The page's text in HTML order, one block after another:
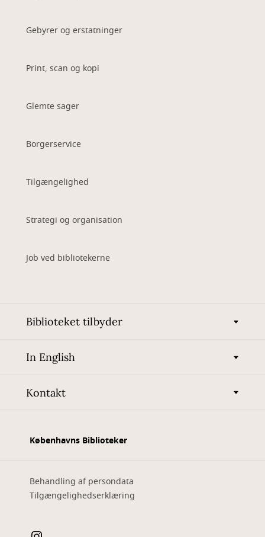
Gebyrer og erstatninger
Print, scan og kopi
Glemte sager
Borgerservice
Tilgængelighed
Strategi og organisation
Job ved bibliotekerne
Biblioteket tilbyder
In English
Kontakt
Københavns Biblioteker
Behandling af persondata
Tilgængelighedserklæring